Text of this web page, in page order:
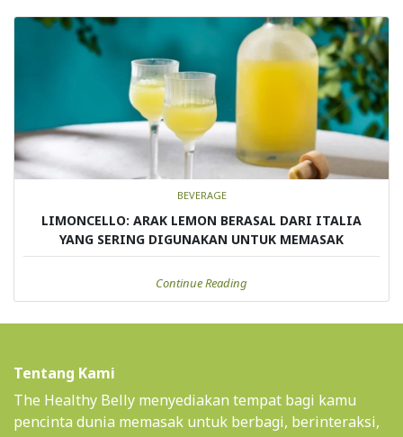
BEVERAGE
LIMONCELLO: ARAK LEMON BERASAL DARI ITALIA
YANG SERING DIGUNAKAN UNTUK MEMASAK
Continue Reading
Tentang Kami
The Healthy Belly menyediakan tempat bagi kamu
pencinta dunia memasak untuk berbagi, berinteraksi,